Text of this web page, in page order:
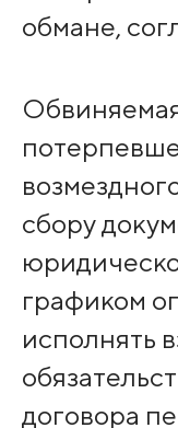
обмане,
сбору
графиком
исполнять
договора